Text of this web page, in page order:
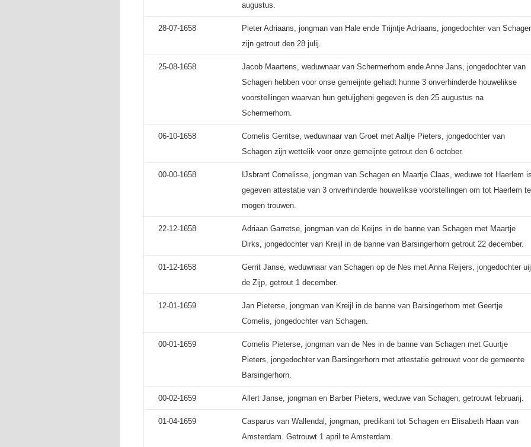
augustus.
28-07-1658
Pieter Adriaans, jongman van Hale ende Trijntje Adriaans, jongedochter van
zijn getrout den 28 julij.
25-08-1658
Jacob Maartens, weduwnaar van Schermerhorn ende Anne Jans, jongedochter van
Schagen hebben voor onse gemeijnte gehadt hunne 3 onverhinderde houwelikse
voorstellingen waarvan hun getuijgheni gegeven is den 25 augustus na
Schermerhorn.
06-10-1658
Cornelis Gerritse, weduwnaar van Groet met Aaltje Pieters, jongedochter van
Schagen zijn wettelik voor onze gemeijnte getrout den 6 october.
00-00-1658
IJsbrant Cornelisse, jongman van Schagen en Maartje Claas, weduwe tot Haerlem
gegeven attestatie van 3 onverhinderde houwelikse voorstellingen om tot Haerlem te
mogen trouwen.
22-12-1658
Adriaan Garretse, jongman van de Keijns in de banne van Schagen met Maartje
Dirks, jongedochter van Kreijl in de banne van Barsingerhorn getrout 22 december.
01-12-1658
Gerrit Janse, weduwnaar van Schagen op de Nes met Anna Reijers, jongedochter
de Zijp, getrout 1 december.
12-01-1659
Jan Pieterse, jongman van Kreijl in de banne van Barsingerhorn met Geertje
Cornelis, jongedochter van Schagen.
00-01-1659
Cornelis Pieterse, jongman van de Nes in de banne van Schagen met Guurtje
Pieters, jongedochter van Barsingerhorn met attestatie getrouwt voor de gemeente
Barsingerhorn.
00-02-1659 Allert Janse, jongman en Barber Pieters, weduwe van Schagen, getrouwt februarij.
01-04-1659
Casparus van Wallendal, jongman, predikant tot Schagen en Elisabeth Haan van
Amsterdam. Getrouwt 1 april te Amsterdam.